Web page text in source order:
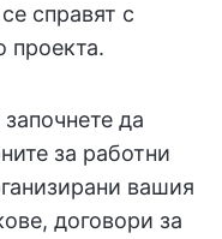
справят с
проекта.
да
за работни
вашия
договори за